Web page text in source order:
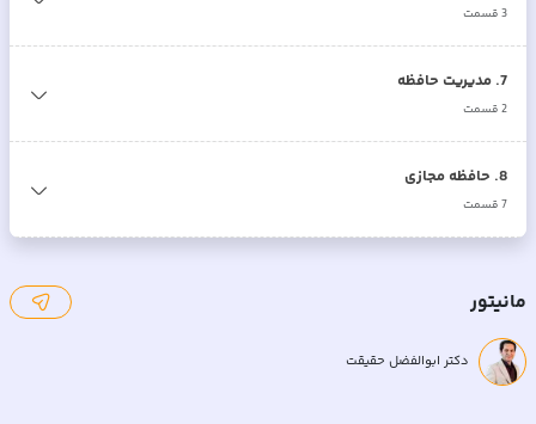
3قسمت
7
. مدیریت حافظه
2قسمت
8
. حافظه مجازی
7قسمت
مانیتور
دکتر ابوالفضل حقیقت